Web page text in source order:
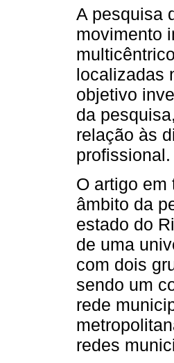
A pesquisa
movimento
localizadas
objetivo
da
relação às
profissional.
O artigo em
âmbito da
estado do
de uma
com dois
sendo um
rede
redes